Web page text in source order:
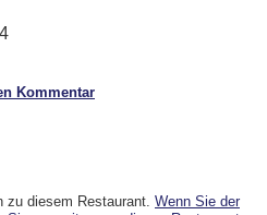
Kommentar
zu diesem Restaurant. Wenn Sie der